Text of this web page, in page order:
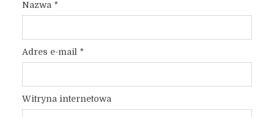
Nazwa *
Adres e-mail *
Witryna internetowa